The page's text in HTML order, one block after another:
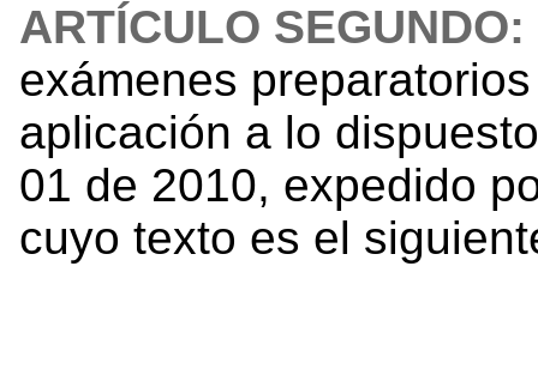
ARTÍCULO SEGUNDO:
exámenes
aplicación a lo
01 de 2010, expedido
cuyo texto es el